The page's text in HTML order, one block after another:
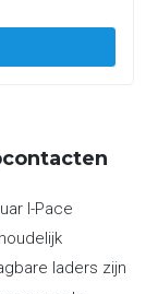
I-Pace
laders zijn